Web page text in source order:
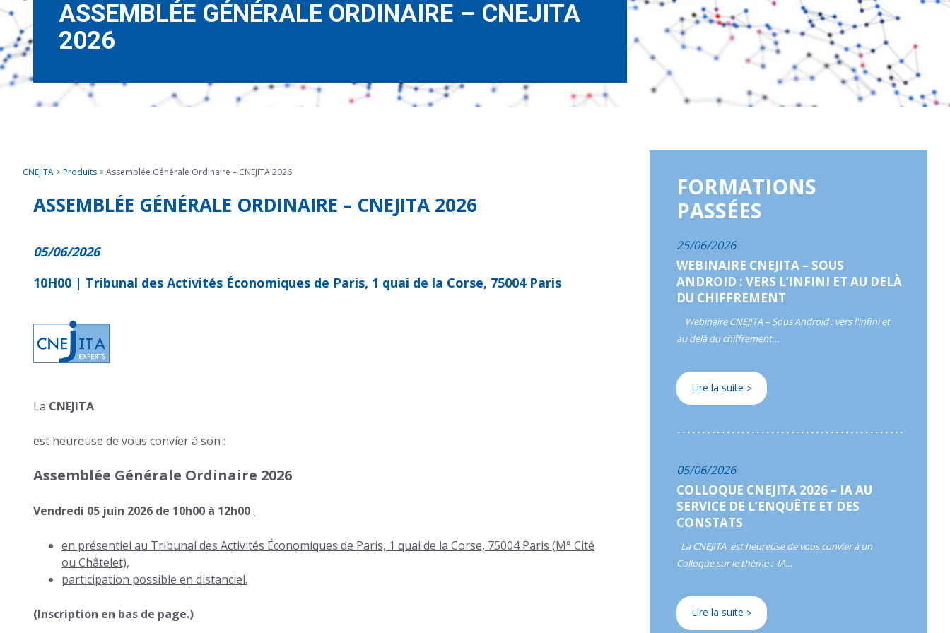
ASSEMBLÉE GÉNÉRALE ORDINAIRE – CNEJITA
2026
CNEJITA >Produits >Assemblée Générale Ordinaire – CNEJITA 2026
ASSEMBLÉE GÉNÉRALE ORDINAIRE – CNEJITA 2026
05/06/2026
10H00 | Tribunal des Activités Économiques de Paris, 1 quai de la Corse, 75004 Paris
La CNEJITA
est heureuse de vous convier à son :
Assemblée Générale Ordinaire 2026
Vendredi 05 juin 2026 de 10h00 à 12h00:
en présentiel au Tribunal des Activités Économiques de Paris, 1 quai de la Corse, 75004 Paris (M° Cité
ou Châtelet),
participation possible en distanciel.
(Inscription en bas de page.)
FORMATIONS
PASSÉES
25/06/2026
WEBINAIRE CNEJITA – SOUS
ANDROID : VERS L’INFINI ET AU DELÀ
DU CHIFFREMENT
Webinaire CNEJITA – Sous Android : vers l'infini et
au delà du chiffrement…
Lire la suite >
05/06/2026
COLLOQUE CNEJITA 2026 – IA AU
SERVICE DE L’ENQUÊTE ET DES
CONSTATS
La CNEJITA est heureuse de vous convier à un
Colloque sur le thème : IA…
Lire la suite >